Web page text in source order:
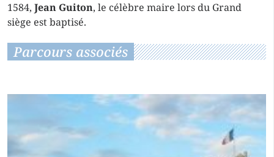
1584, Jean Guiton, le célèbre maire lors du Grand
siège est baptisé.
Parcours associés